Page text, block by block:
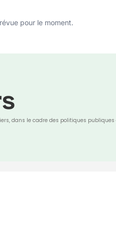
pour le moment.
dans le cadre des politiques